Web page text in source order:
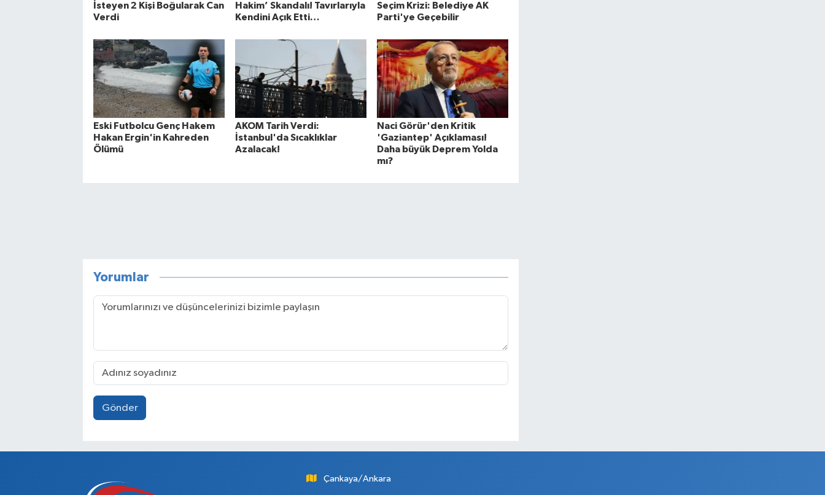
İsteyen 2 Kişi Boğularak Can
Verdi
Hakim’ Skandalı! Tavırlarıyla
Kendini Açık Etti…
Seçim Krizi: Belediye AK
Parti'ye Geçebilir
Eski Futbolcu Genç Hakem
Hakan Ergin'in Kahreden
Ölümü
AKOM Tarih Verdi:
İstanbul'da Sıcaklıklar
Azalacak!
Naci Görür'den Kritik
'Gaziantep' Açıklaması!
Daha büyük Deprem Yolda
mı?
Yorumlar
Gönder
Çankaya/Ankara